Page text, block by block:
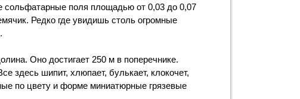
сольфатарные поля площадью от 0,03 до 0,07
Редко где увидишь столь огромные
Оно достигает 250 м в поперечнике.
здесь шипит, хлюпает, булькает, клокочет,
по цвету и форме миниатюрные грязевые